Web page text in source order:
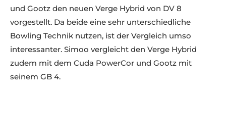
und Gootz den neuen Verge Hybrid von DV 8
vorgestellt. Da beide eine sehr unterschiedliche
Bowling Technik nutzen, ist der Vergleich umso
interessanter. Simoo vergleicht den Verge Hybrid
zudem mit dem Cuda PowerCor und Gootz mit
seinem GB 4.